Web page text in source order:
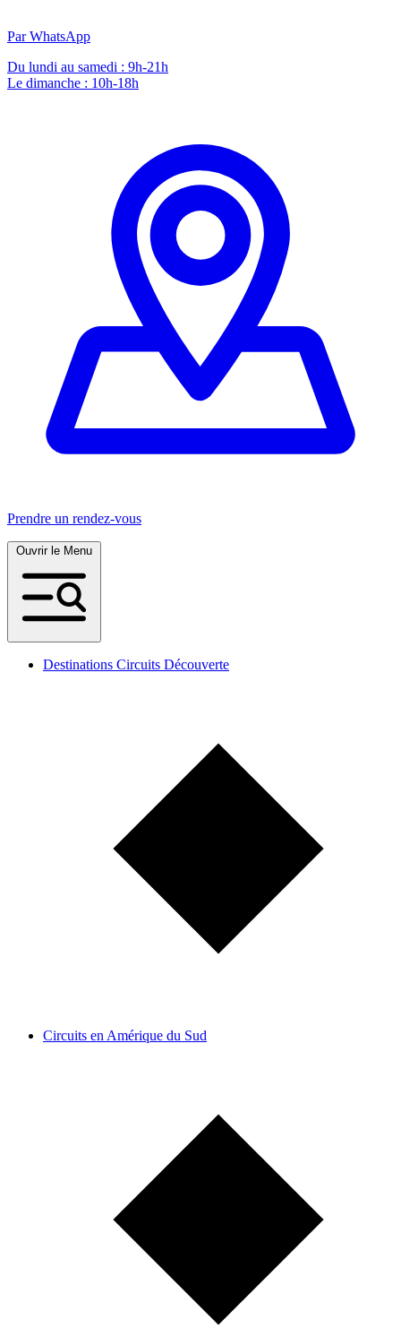
Par WhatsApp
Du lundi au samedi : 9h-21h
Le dimanche : 10h-18h
Prendre un rendez-vous
Destinations Circuits Découverte
Circuits en Amérique du Sud